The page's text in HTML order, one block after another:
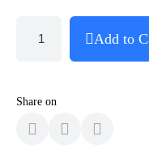
Add to
Share on